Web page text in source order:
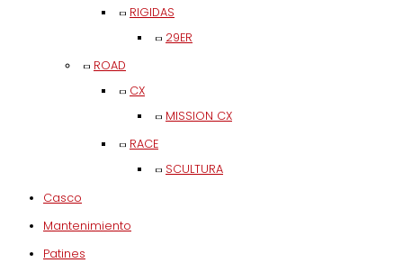
RIGIDAS
29ER
ROAD
CX
MISSION CX
RACE
SCULTURA
Casco
Mantenimiento
Patines